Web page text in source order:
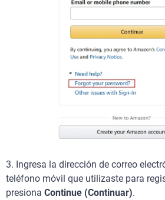
3. Ingresa la dirección de correo
teléfono móvil que utilizaste para
presiona Continue (Continuar).